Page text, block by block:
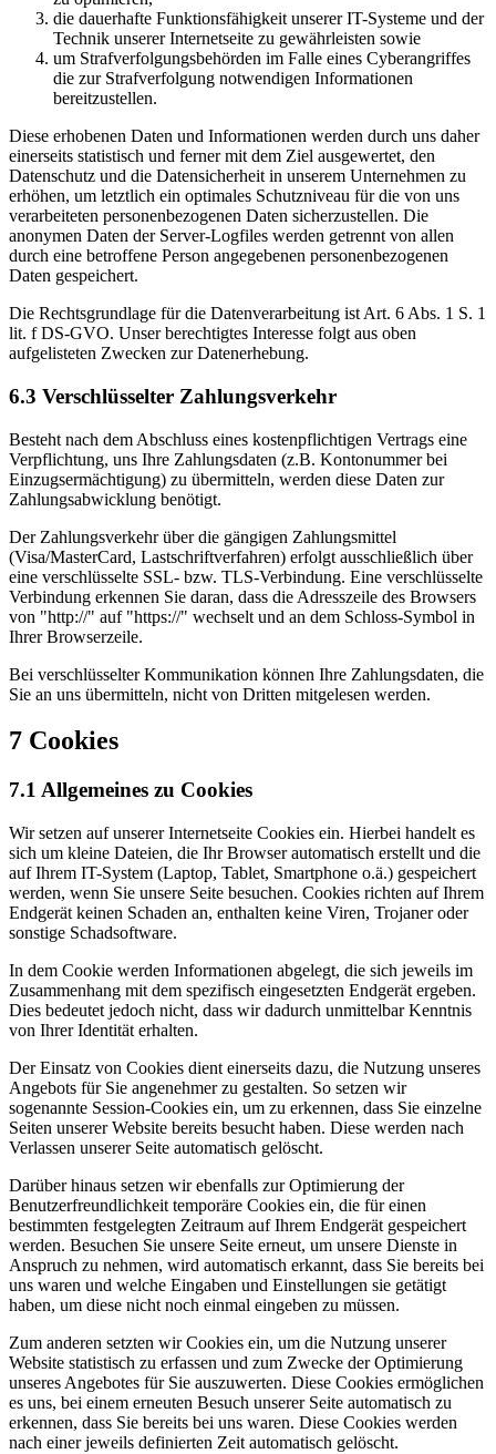
die dauerhafte Funktionsfähigkeit unserer IT-Systeme und der
Technik unserer Internetseite zu gewährleisten sowie
um Strafverfolgungsbehörden im Falle eines Cyberangriffes
die zur Strafverfolgung notwendigen Informationen
bereitzustellen.
Diese erhobenen Daten und Informationen werden durch uns daher
einerseits statistisch und ferner mit dem Ziel ausgewertet, den
Datenschutz und die Datensicherheit in unserem Unternehmen zu
erhöhen, um letztlich ein optimales Schutzniveau für die von uns
verarbeiteten personenbezogenen Daten sicherzustellen. Die
anonymen Daten der Server-Logfiles werden getrennt von allen
durch eine betroffene Person angegebenen personenbezogenen
Daten gespeichert.
Die Rechtsgrundlage für die Datenverarbeitung ist Art. 6 Abs. 1 S. 1
lit. f DS-GVO. Unser berechtigtes Interesse folgt aus oben
aufgelisteten Zwecken zur Datenerhebung.
6.3 Verschlüsselter Zahlungsverkehr
Besteht nach dem Abschluss eines kostenpflichtigen Vertrags eine
Verpflichtung, uns Ihre Zahlungsdaten (z.B. Kontonummer bei
Einzugsermächtigung) zu übermitteln, werden diese Daten zur
Zahlungsabwicklung benötigt.
Der Zahlungsverkehr über die gängigen Zahlungsmittel
(Visa/MasterCard, Lastschriftverfahren) erfolgt ausschließlich über
eine verschlüsselte SSL- bzw. TLS-Verbindung. Eine verschlüsselte
Verbindung erkennen Sie daran, dass die Adresszeile des Browsers
von "http://" auf "https://" wechselt und an dem Schloss-Symbol in
Ihrer Browserzeile.
Bei verschlüsselter Kommunikation können Ihre Zahlungsdaten, die
Sie an uns übermitteln, nicht von Dritten mitgelesen werden.
7 Cookies
7.1 Allgemeines zu Cookies
Wir setzen auf unserer Internetseite Cookies ein. Hierbei handelt es
sich um kleine Dateien, die Ihr Browser automatisch erstellt und die
auf Ihrem IT-System (Laptop, Tablet, Smartphone o.ä.) gespeichert
werden, wenn Sie unsere Seite besuchen. Cookies richten auf Ihrem
Endgerät keinen Schaden an, enthalten keine Viren, Trojaner oder
sonstige Schadsoftware.
In dem Cookie werden Informationen abgelegt, die sich jeweils im
Zusammenhang mit dem spezifisch eingesetzten Endgerät ergeben.
Dies bedeutet jedoch nicht, dass wir dadurch unmittelbar Kenntnis
von Ihrer Identität erhalten.
Der Einsatz von Cookies dient einerseits dazu, die Nutzung unseres
Angebots für Sie angenehmer zu gestalten. So setzen wir
sogenannte Session-Cookies ein, um zu erkennen, dass Sie einzelne
Seiten unserer Website bereits besucht haben. Diese werden nach
Verlassen unserer Seite automatisch gelöscht.
Darüber hinaus setzen wir ebenfalls zur Optimierung der
Benutzerfreundlichkeit temporäre Cookies ein, die für einen
bestimmten festgelegten Zeitraum auf Ihrem Endgerät gespeichert
werden. Besuchen Sie unsere Seite erneut, um unsere Dienste in
Anspruch zu nehmen, wird automatisch erkannt, dass Sie bereits bei
uns waren und welche Eingaben und Einstellungen sie getätigt
haben, um diese nicht noch einmal eingeben zu müssen.
Zum anderen setzten wir Cookies ein, um die Nutzung unserer
Website statistisch zu erfassen und zum Zwecke der Optimierung
unseres Angebotes für Sie auszuwerten. Diese Cookies ermöglichen
es uns, bei einem erneuten Besuch unserer Seite automatisch zu
erkennen, dass Sie bereits bei uns waren. Diese Cookies werden
nach einer jeweils definierten Zeit automatisch gelöscht.